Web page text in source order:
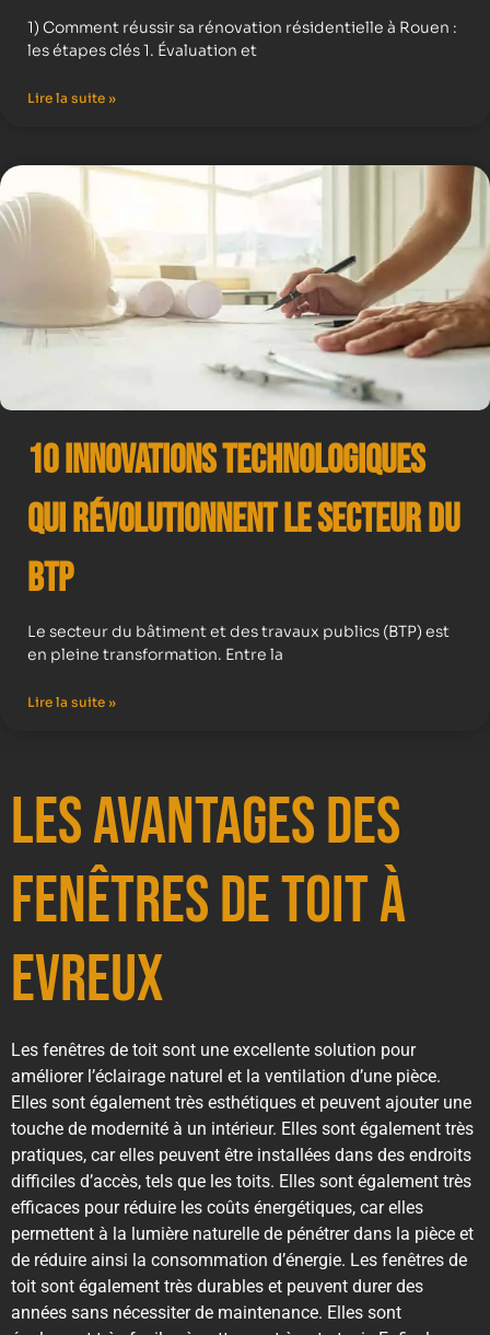
1) Comment réussir sa rénovation résidentielle à Rouen :
les étapes clés 1. Évaluation et
Lire la suite »
10 Innovations Technologiques
qui Révolutionnent le Secteur du
BTP
Le secteur du bâtiment et des travaux publics (BTP) est
en pleine transformation. Entre la
Lire la suite »
Les avantages des
fenêtres de toit à
Evreux
Les fenêtres de toit sont une excellente solution pour
améliorer l’éclairage naturel et la ventilation d’une pièce.
Elles sont également très esthétiques et peuvent ajouter une
touche de modernité à un intérieur. Elles sont également très
pratiques, car elles peuvent être installées dans des endroits
difficiles d’accès, tels que les toits. Elles sont également très
efficaces pour réduire les coûts énergétiques, car elles
permettent à la lumière naturelle de pénétrer dans la pièce et
de réduire ainsi la consommation d’énergie. Les fenêtres de
toit sont également très durables et peuvent durer des
années sans nécessiter de maintenance. Elles sont